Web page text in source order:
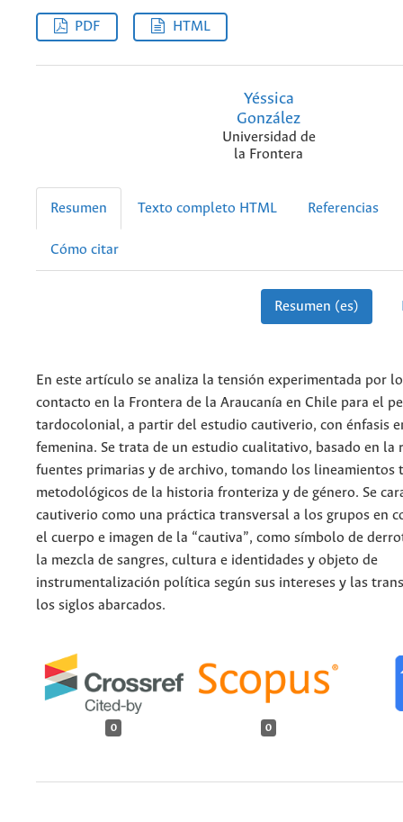
PDF HTML
Yéssica
González
Universidad de
la Frontera
Resumen Texto completo HTML Referencias
Cómo citar
Resumen (es)
En este artículo se analiza la tensión experimentada por
contacto en la Frontera de la Araucanía en Chile para el
tardocolonial, a partir del estudio cautiverio, con énfasis
femenina. Se trata de un estudio cualitativo, basado en la
fuentes primarias y de archivo, tomando los lineamientos
metodológicos de la historia fronteriza y de género. Se
cautiverio como una práctica transversal a los grupos en
el cuerpo e imagen de la “cautiva”, como símbolo de
la mezcla de sangres, cultura e identidades y objeto de
instrumentalización política según sus intereses y las
los siglos abarcados.
0 0